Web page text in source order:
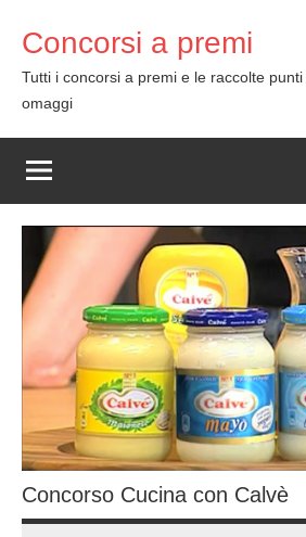
content
Concorsi a premi
Tutti i concorsi a premi e le raccolte
omaggi
Concorso Cucina con Calvè